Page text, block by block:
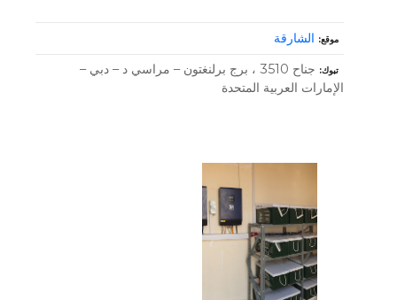
موقع الشارقة
تبوك
جناح 3510 ، برج برلنغتون – مراسي د – دبي –
الإمارات العربية المتحدة